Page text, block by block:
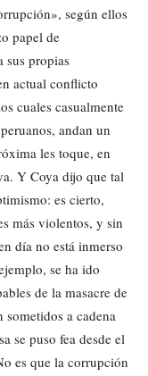
según ellos
papel de
sus propias
actual conflicto
cuales casualmente
andan un
les toque, en
Y Coya dijo que tal
es cierto,
más violentos, y sin
día no está inmerso
se ha ido
de la masacre de
a cadena
se puso fea desde el
es que la corrupción